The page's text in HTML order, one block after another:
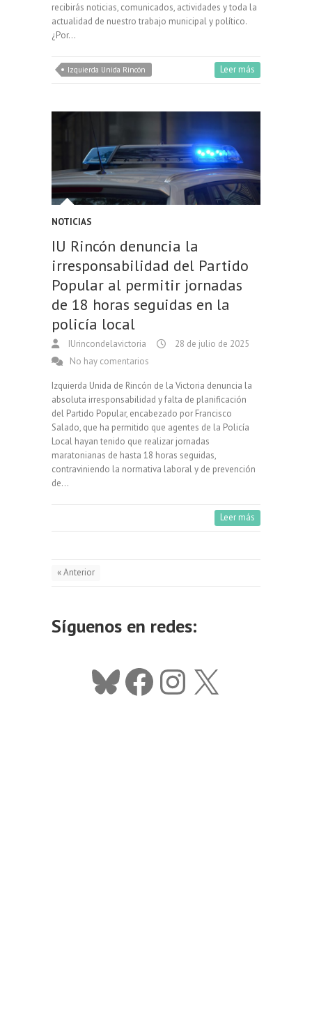
recibirás noticias, comunicados, actividades y toda la
actualidad de nuestro trabajo municipal y político.
¿Por…
Izquierda Unida Rincón Leer más
NOTICIAS
IU Rincón denuncia la
irresponsabilidad del Partido
Popular al permitir jornadas
de 18 horas seguidas en la
policía local
IUrincondelavictoria
28 de julio de 2025
No hay comentarios
Izquierda Unida de Rincón de la Victoria denuncia la
absoluta irresponsabilidad y falta de planificación
del Partido Popular, encabezado por Francisco
Salado, que ha permitido que agentes de la Policía
Local hayan tenido que realizar jornadas
maratonianas de hasta 18 horas seguidas,
contraviniendo la normativa laboral y de prevención
de…
Leer más
« Anterior
Síguenos en redes:
Bluesky
Facebook
Instagram
X